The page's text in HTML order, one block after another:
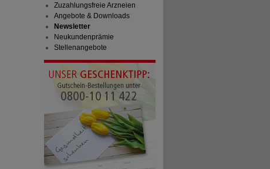
Zuzahlungsfreie Arzneien
Angebote & Downloads
Newsletter
Neukundenprämie
Stellenangebote